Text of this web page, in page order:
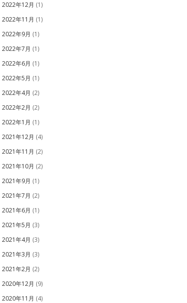
2022年12月 (1)
2022年11月 (1)
2022年9月 (1)
2022年7月 (1)
2022年6月 (1)
2022年5月 (1)
2022年4月 (2)
2022年2月 (2)
2022年1月 (1)
2021年12月 (4)
2021年11月 (2)
2021年10月 (2)
2021年9月 (1)
2021年7月 (2)
2021年6月 (1)
2021年5月 (3)
2021年4月 (3)
2021年3月 (3)
2021年2月 (2)
2020年12月 (9)
2020年11月 (4)